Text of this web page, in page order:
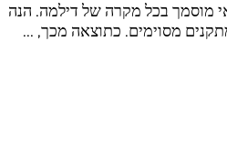
מוסמך בכל מקרה של דילמה. הנה
מסוימים. כתוצאה מכך, …